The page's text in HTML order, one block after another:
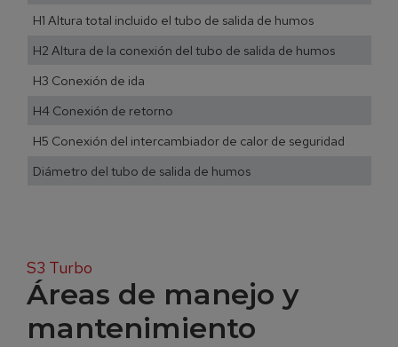
H1 Altura total incluido el tubo de salida de humos
H2 Altura de la conexión del tubo de salida de humos
H3 Conexión de ida
H4 Conexión de retorno
H5 Conexión del intercambiador de calor de seguridad
Diámetro del tubo de salida de humos
S3 Turbo
Áreas de manejo y
mantenimiento